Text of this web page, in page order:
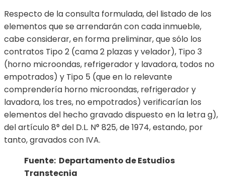
Respecto de la consulta formulada, del listado de los
elementos que se arrendarán con cada inmueble,
cabe considerar, en forma preliminar, que sólo los
contratos Tipo 2 (cama 2 plazas y velador), Tipo 3
(horno microondas, refrigerador y lavadora, todos no
empotrados) y Tipo 5 (que en lo relevante
comprendería horno microondas, refrigerador y
lavadora, los tres, no empotrados) verificarían los
elementos del hecho gravado dispuesto en la letra g),
del artículo 8° del D.L. N° 825, de 1974, estando, por
tanto, gravados con IVA.
Fuente: Departamento de Estudios
Transtecnia